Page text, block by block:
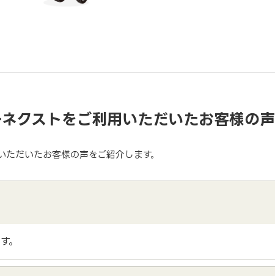
クストをご利用いただいたお客様の声
だいたお客様の声をご紹介します。
。